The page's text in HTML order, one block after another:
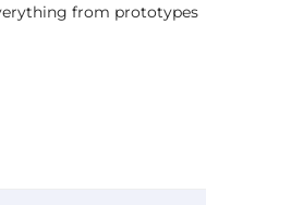
from prototypes